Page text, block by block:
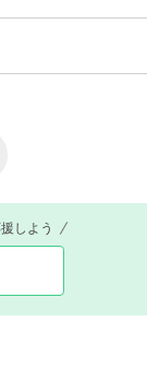
しよう